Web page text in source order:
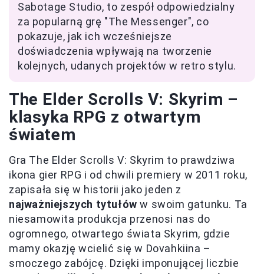
Sabotage Studio, to zespół odpowiedzialny
za popularną grę "The Messenger", co
pokazuje, jak ich wcześniejsze
doświadczenia wpływają na tworzenie
kolejnych, udanych projektów w retro stylu.
The Elder Scrolls V: Skyrim –
klasyka RPG z otwartym
światem
Gra The Elder Scrolls V: Skyrim to prawdziwa
ikona gier RPG i od chwili premiery w 2011 roku,
zapisała się w historii jako jeden z
najważniejszych tytułów w swoim gatunku. Ta
niesamowita produkcja przenosi nas do
ogromnego, otwartego świata Skyrim, gdzie
mamy okazję wcielić się w Dovahkiina –
smoczego zabójcę. Dzięki imponującej liczbie